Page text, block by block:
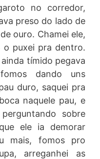
no corredor,
preso do lado de
ouro. Chamei ele,
o puxei pra dentro.
tímido pegava
dando uns
duro, saquei pra
naquele pau, e
sobre
ele ia demorar
mais, fomos pro
arreganhei as